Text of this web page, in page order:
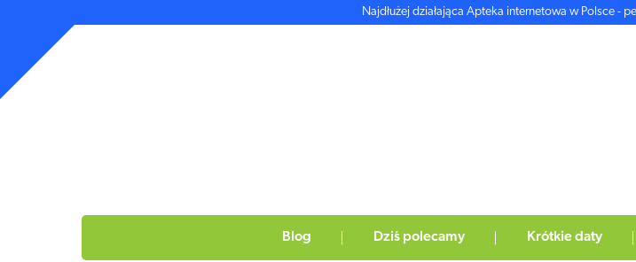
Najdłużej działająca Apteka internetowa w Polsce -
Blog Dziś polecamy Krótkie daty